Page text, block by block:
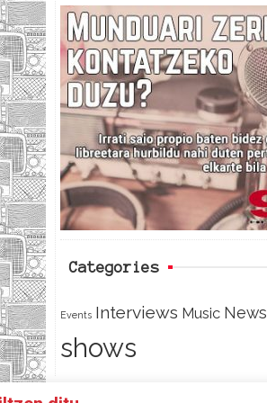
c
e
b
o
o
i
t
t
e
r
e
d
Categories
Events Interviews Music News
shows